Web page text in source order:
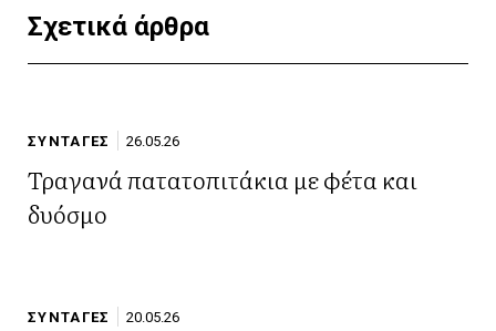
Σχετικά άρθρα
ΣΥΝΤΑΓΕΣ 26.05.26
Τραγανά πατατοπιτάκια με φέτα και
δυόσμο
ΣΥΝΤΑΓΕΣ 20.05.26